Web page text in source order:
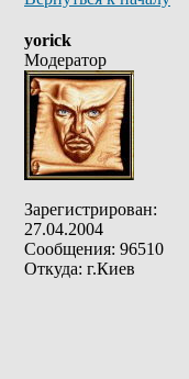
yorick
Модератор
Зарегистрирован:
27.04.2004
Сообщения: 96510
Откуда: г.Киев